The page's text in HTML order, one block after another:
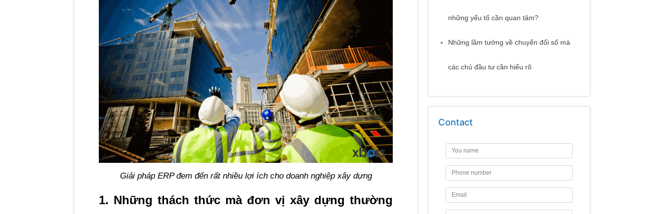
Giải pháp ERP đem đến rất nhiều lợi ích cho doanh nghiệp xây dựng
1. Những thách thức mà đơn vị xây dựng thường
những yếu tố cần quan tâm?
Những lầm tưởng về chuyển đổi số mà
các chủ đầu tư cần hiểu rõ
Contact